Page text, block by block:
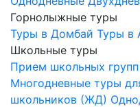
Горнолыжные туры
Туры в Домбай Туры в
Школьные туры
Прием школьных групп
Многодневные туры
школьников (ЖД)